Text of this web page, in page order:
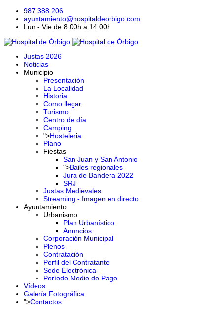
987 388 206
ayuntamiento@hospitaldeorbigo.com
Lun - Vie de 8:00h a 14:00h
Justas 2026
Noticias
Municipio
Presentación
La Localidad
Historia
Como llegar
Turismo
Centro de día
Camping
">Hosteleria
Plano
Fiestas
San Juan y San Antonio
">Bailes regionales
Jura de Bandera 2022
SRJ
Justas Medievales
Streaming - Imagen en directo
Ayuntamiento
Urbanismo
Plan Urbanístico
Anuncios
Corporación Municipal
Plenos
Contratación
Perfil del Contratante
Sede Electrónica
Período Medio de Pago
Vídeos
Galería Fotográfica
">Contactos